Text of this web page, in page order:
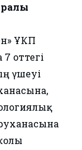
ҰКП
оттегі
үшеуі